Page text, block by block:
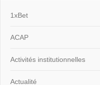
1xBet
ACAP
Activités institutionnelles
Actualité